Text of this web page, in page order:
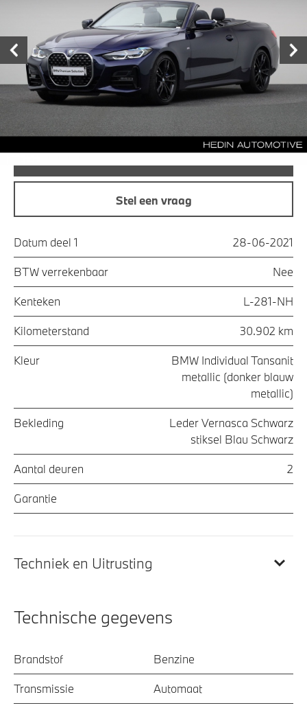
Delen
Prijs € 47.880,-
Maandprijs € 513,77
Stel een vraag
Datum deel 1 28-06-2021
BTW verrekenbaar Nee
Kenteken L-281-NH
Kilometerstand 30.902 km
Kleur
BMW Individual Tansanit
metallic (donker blauw
metallic)
Bekleding
Leder Vernasca Schwarz
stiksel Blau Schwarz
Aantal deuren 2
Garantie
Techniek en Uitrusting
Technische gegevens
Brandstof Benzine
Transmissie Automaat